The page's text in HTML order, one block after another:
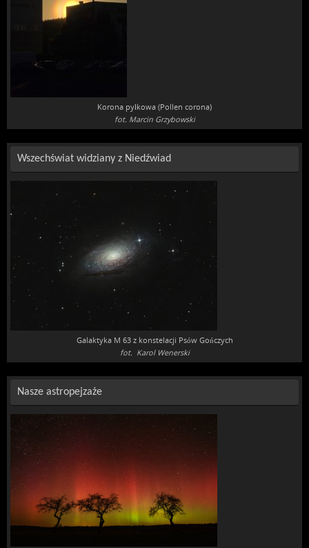
Korona pyłkowa (Pollen corona)
fot. Marcin Grzybowski
Wszechświat widziany z Niedźwiad
Galaktyka M 63 z konstelacji Psów Gończych
fot. Karol Wenerski
Nasze astropejzaże